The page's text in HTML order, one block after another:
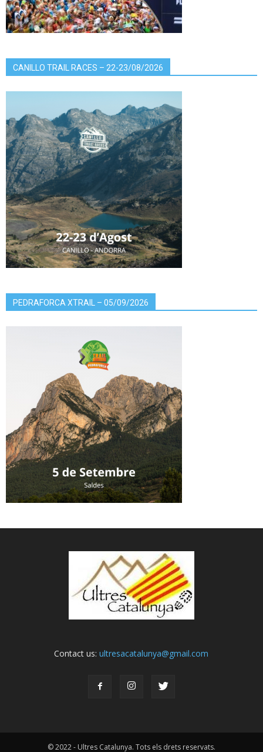
CANILLO TRAIL RACES – 22-23/08/2026
PEDRAFORCA XTRAIL – 05/09/2026
Contact us:ultresacatalunya@gmail.com
© 2022 - Ultres Catalunya. Tots els drets reservats.